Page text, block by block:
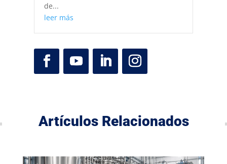
de...
leer más
Artículos Relacionados